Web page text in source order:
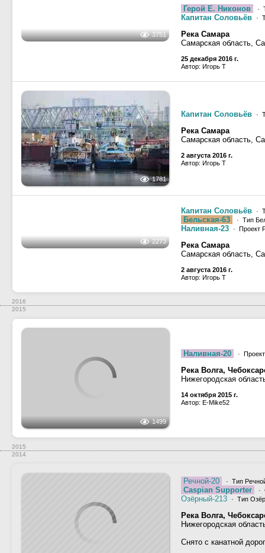
3751
Герой Е. Никонов ·
Река Самара
25 декабря 2016 г.
1781
Капитан Соловьёв
Самарская область,
Капитан Соловьёв ·
Бельская-63
Наливная-23 · Проект
Река Самара
Самарская область,
2 августа 2016 г.
2016
1499
Наливная-20 ·
Река Волга,
Нижегородская
2015
Речной-20 · Тип
Caspian Supporter ·
Озёрный-213 · Тип
Река Волга,
Нижегородская
Снято с канатной